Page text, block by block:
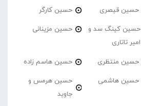
حسین قیصری حسین کارگر
حسین کینگ سد و
امیر تاتاری
حسین مزینانی
حسین منتظری حسین هاسم زاده
حسین هاشمی
حسین هرمس و
جاوید